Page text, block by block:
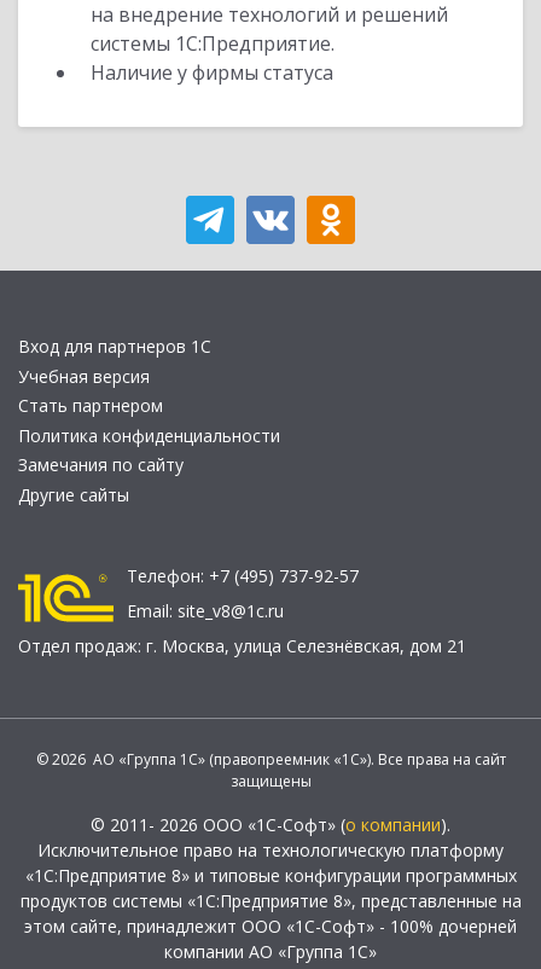
на внедрение технологий и решений
системы 1С:Предприятие.
Наличие у фирмы статуса
Вход для партнеров 1С
Учебная версия
Стать партнером
Политика конфиденциальности
Замечания по сайту
Другие сайты
Телефон: +7 (495) 737-92-57
Email: site_v8@1c.ru
Отдел продаж: г. Москва, улица Селезнёвская, дом 21
© 2026 АО «Группа 1С» (правопреемник «1С»). Все права на сайт
защищены
© 2011- 2026 ООО «1С-Софт» (о компании).
Исключительное право на технологическую платформу
«1С:Предприятие 8» и типовые конфигурации программных
продуктов системы «1С:Предприятие 8», представленные на
этом сайте, принадлежит ООО «1С-Софт» - 100% дочерней
компании АО «Группа 1С»